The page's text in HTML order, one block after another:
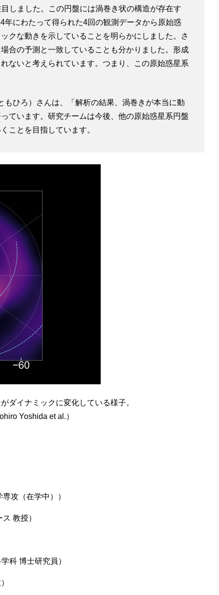
しました。この円盤には渦巻き状の構造が存在す
にわたって得られた4回の観測データから原始惑
クな動きを示していることを明らかにしました。さ
合の予測と一致していることも分かりました。形成
ないと考えられています。つまり、この原始惑星系
ひろ）さんは、「解析の結果、渦巻きが本当に動
ています。研究チームは今後、他の原始惑星系円盤
ことを目指しています。
ダイナミックに変化している様子。
Yoshida et al.）
攻（在学中））
教授）
科 博士研究員）